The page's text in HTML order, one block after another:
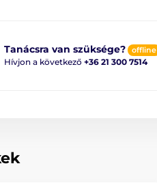
Tanácsra van szüksége? offline
Hívjon a következő +36 21 300 7514